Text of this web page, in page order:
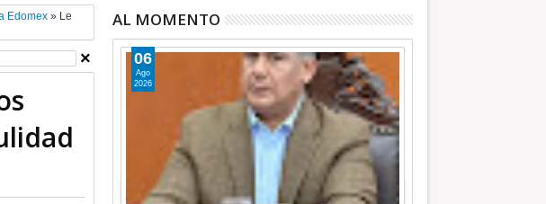
Edomex» Le
AL MOMENTO
06
Ago
2026